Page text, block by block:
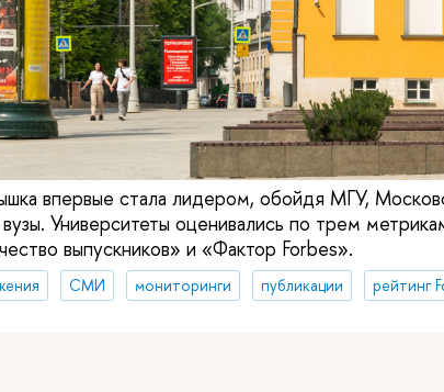
впервые стала лидером, обойдя МГУ,
Университеты оценивались по трем
выпускников» и «Фактор Forbes».
СМИ мониторинги публикации рейтинг